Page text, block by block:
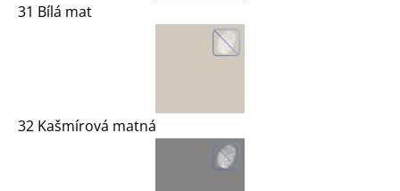
31 Bílá mat
32 Kašmírová matná